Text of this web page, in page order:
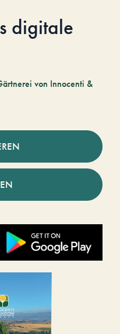
digitale
von Innocenti &